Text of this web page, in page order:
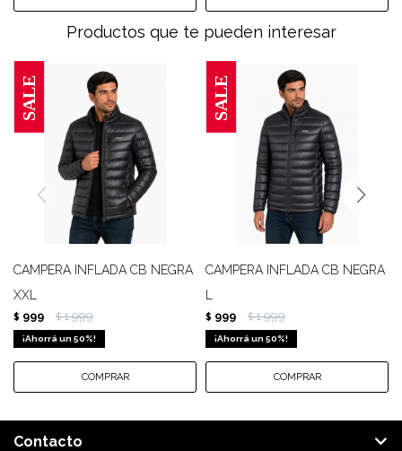
Productos que te pueden interesar
CAMPERA INFLADA CB NEGRA
XXL
$ 999 $ 1.999
50
CAMPERA INFLADA CB NEGRA
$ 999 $ 1.999
50
Contacto